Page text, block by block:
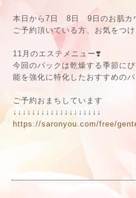
本日から 7 日 8 日 9 日のお肌カ
ご予約頂いている方、お気をつ
11 月のエステメニュー ❣️
今回のパックは乾燥する季節に
能を強化に特化したおすすめの
ご予約おまちしています
↓↓↓↓↓↓↓↓↓↓↓↓↓↓↓↓↓↓↓
https://saronyou.com/free/